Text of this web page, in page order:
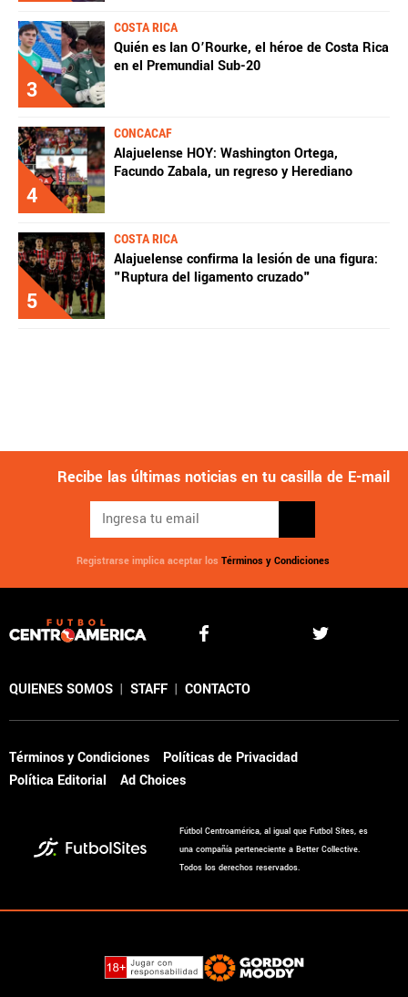
3
COSTA RICA
Quién es Ian O’Rourke, el héroe de Costa Rica
en el Premundial Sub-20
4
CONCACAF
Alajuelense HOY: Washington Ortega,
Facundo Zabala, un regreso y Herediano
5
COSTA RICA
Alajuelense confirma la lesión de una figura:
"Ruptura del ligamento cruzado"
Recibe las últimas noticias en tu casilla de E-mail
Registrarse implica aceptar los Términos y Condiciones
QUIENES SOMOS | STAFF | CONTACTO
Términos y Condiciones
Políticas de Privacidad
Política Editorial
Ad Choices
Fútbol Centroamérica, al igual que Futbol Sites, es
una compañía perteneciente a Better Collective.
Todos los derechos reservados.